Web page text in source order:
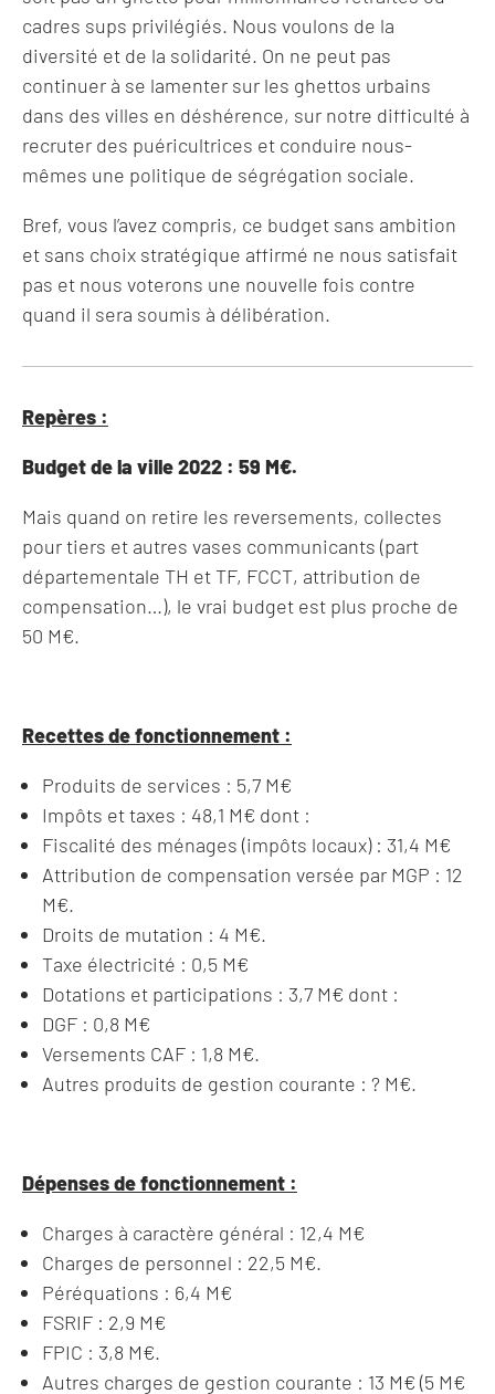
cadres sups privilégiés. Nous voulons de la
diversité et de la solidarité. On ne peut pas
continuer à se lamenter sur les ghettos urbains
dans des villes en déshérence, sur notre difficulté à
recruter des puéricultrices et conduire nous-
mêmes une politique de ségrégation sociale.
Bref, vous l’avez compris, ce budget sans ambition
et sans choix stratégique affirmé ne nous satisfait
pas et nous voterons une nouvelle fois contre
quand il sera soumis à délibération.
Repères :
Budget de la ville 2022 : 59 M€.
Mais quand on retire les reversements, collectes
pour tiers et autres vases communicants (part
départementale TH et TF, FCCT, attribution de
compensation…), le vrai budget est plus proche de
50 M€.
Recettes de fonctionnement :
Produits de services : 5,7 M€
Impôts et taxes : 48,1 M€ dont :
Fiscalité des ménages (impôts locaux) : 31,4 M€
Attribution de compensation versée par MGP : 12
M€.
Droits de mutation : 4 M€.
Taxe électricité : 0,5 M€
Dotations et participations : 3,7 M€ dont :
DGF : 0,8 M€
Versements CAF : 1,8 M€.
Autres produits de gestion courante : ? M€.
Dépenses de fonctionnement :
Charges à caractère général : 12,4 M€
Charges de personnel : 22,5 M€.
Péréquations : 6,4 M€
FSRIF : 2,9 M€
FPIC : 3,8 M€.
Autres charges de gestion courante : 13 M€ (5 M€